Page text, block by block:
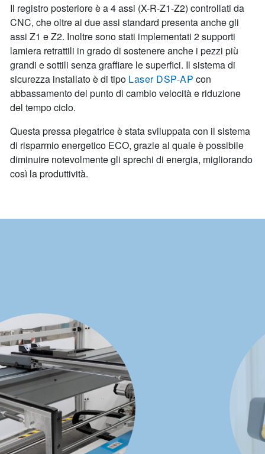
Il registro posteriore è a 4 assi (X-R-Z1-Z2) controllati da
CNC, che oltre ai due assi standard presenta anche gli
assi Z1 e Z2. Inoltre sono stati implementati 2 supporti
lamiera retrattili in grado di sostenere anche i pezzi più
grandi e sottili senza graffiare le superfici. Il sistema di
sicurezza installato è di tipo Laser DSP-AP con
abbassamento del punto di cambio velocità e riduzione
del tempo ciclo.
Questa pressa piegatrice è stata sviluppata con il sistema
di risparmio energetico ECO, grazie al quale è possibile
diminuire notevolmente gli sprechi di energia, migliorando
così la produttività.